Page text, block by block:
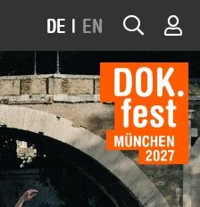
DE | EN